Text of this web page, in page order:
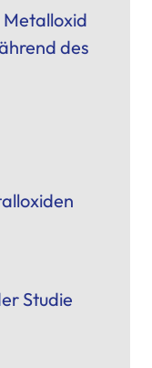
Metalloxid
des
Studie